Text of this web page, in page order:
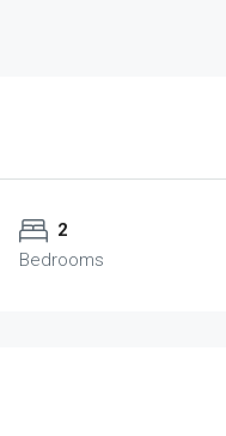
2
Bedrooms